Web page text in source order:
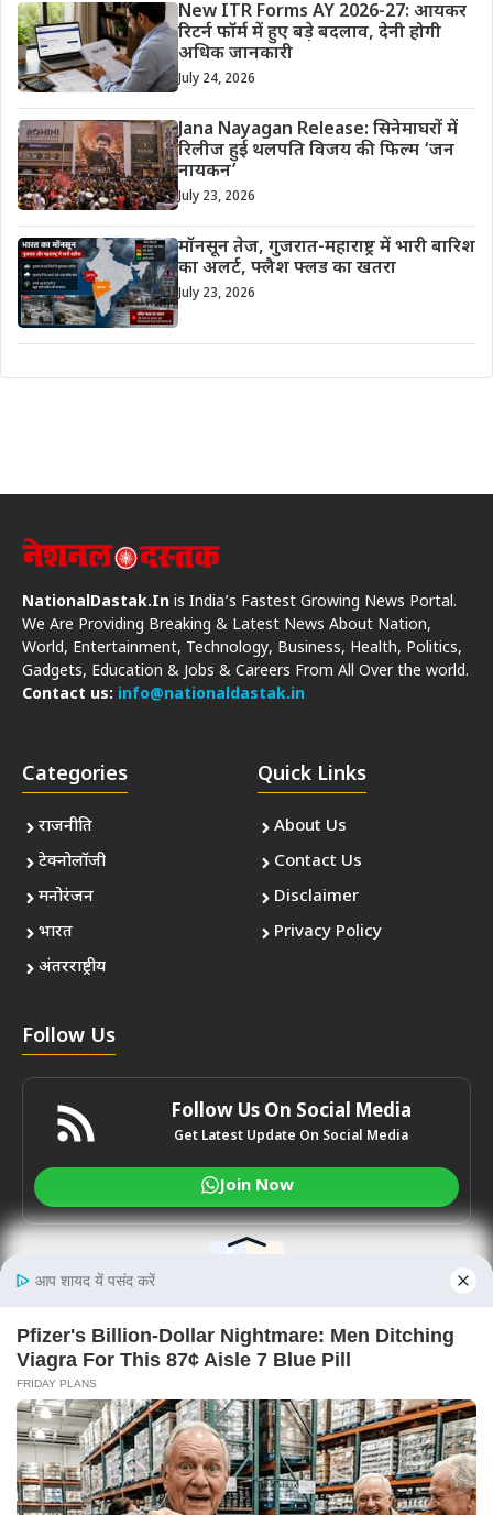
New ITR Forms AY 2026-27: आयकर
रिटर्न फॉर्म में हुए बड़े बदलाव, देनी होगी
अधिक जानकारी
July 24, 2026
Jana Nayagan Release: सिनेमाघरों में
रिलीज हुई थलपति विजय की फिल्म ‘जन
नायकन’
July 23, 2026
मॉनसून तेज, गुजरात-महाराष्ट्र में भारी बारिश
का अलर्ट, फ्लैश फ्लड का खतरा
July 23, 2026
NationalDastak.In is India’s Fastest Growing News Portal.
We Are Providing Breaking & Latest News About Nation,
World, Entertainment, Technology, Business, Health, Politics,
Gadgets, Education & Jobs & Careers From All Over the world.
Contact us: info@nationaldastak.in
Categories
राजनीति
टेक्नोलॉजी
मनोरंजन
भारत
अंतरराष्ट्रीय
Quick Links
About Us
Contact Us
Disclaimer
Privacy Policy
Follow Us
Follow Us On Social Media
Get Latest Update On Social Media
Join Now
© 2021-2026NationalDastak.InNews & Media